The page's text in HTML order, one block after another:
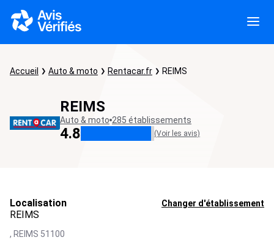
Accueil Auto & moto Rentacar.fr REIMS
REIMS
Auto & moto 285 établissements
4.8 (Voir les avis)
Localisation Changer d'établissement
REIMS
, REIMS 51100